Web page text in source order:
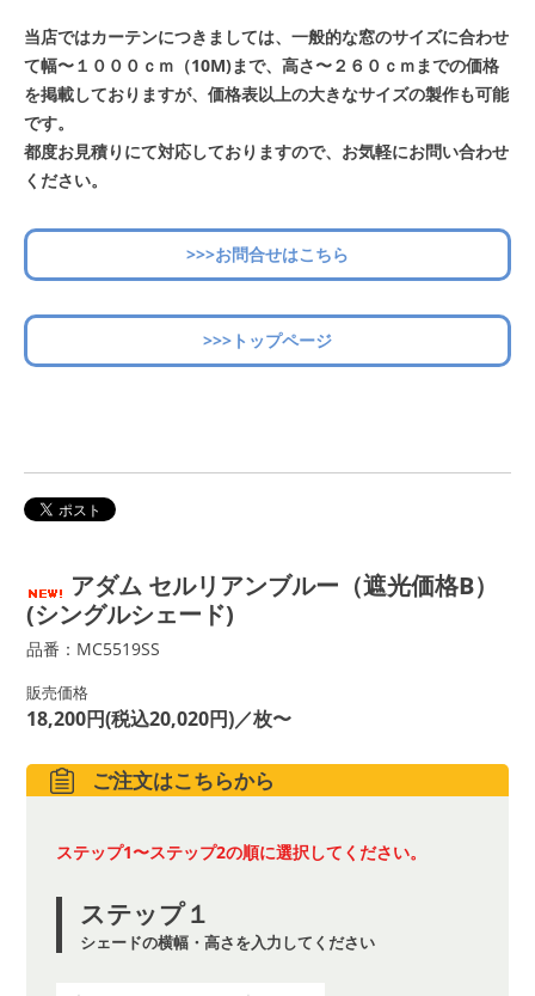
当店ではカーテンにつきましては、一般的な窓のサイズに合わせ
て幅〜１０００ｃｍ（10M)まで、高さ〜２６０ｃｍまでの価格
を掲載しておりますが、価格表以上の大きなサイズの製作も可能
です。
都度お見積りにて対応しておりますので、お気軽にお問い合わせ
ください。
>>>お問合せはこちら
>>>トップページ
アダム セルリアンブルー（遮光価格B）
(シングルシェード)
品番：MC5519SS
販売価格
18,200円(税込20,020円)／枚〜
ご注文はこちらから
ステップ1〜ステップ2の順に選択してください。
ステップ１
シェードの横幅・高さを入力してください